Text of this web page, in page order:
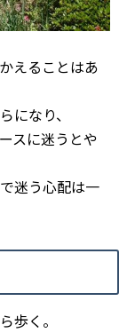
えることはあ
になり、
スに迷うとや
迷う心配は一
歩く。